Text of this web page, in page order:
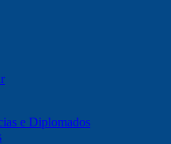
e Diplomados